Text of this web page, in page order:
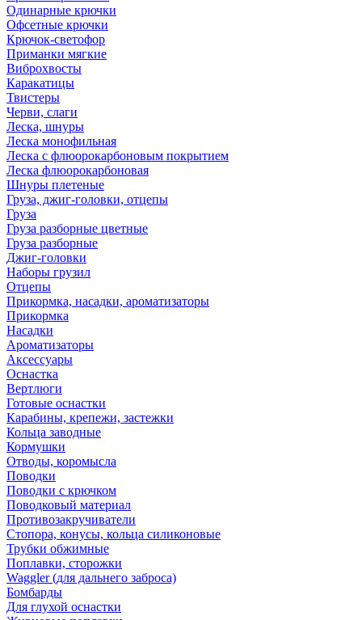
Одинарные крючки
Офсетные крючки
Крючок-светофор
Приманки мягкие
Виброхвосты
Каракатицы
Твистеры
Черви, слаги
Леска, шнуры
Леска монофильная
Леска с флюорокарбоновым покрытием
Леска флюорокарбоновая
Шнуры плетеные
Груза, джиг-головки, отцепы
Груза
Груза разборные цветные
Груза разборные
Джиг-головки
Наборы грузил
Отцепы
Прикормка, насадки, ароматизаторы
Прикормка
Насадки
Ароматизаторы
Аксессуары
Оснастка
Вертлюги
Готовые оснастки
Карабины, крепежи, застежки
Кольца заводные
Кормушки
Отводы, коромысла
Поводки
Поводки с крючком
Поводковый материал
Противозакручиватели
Стопора, конусы, кольца силиконовые
Трубки обжимные
Поплавки, сторожки
Waggler (для дальнего заброса)
Бомбарды
Для глухой оснастки